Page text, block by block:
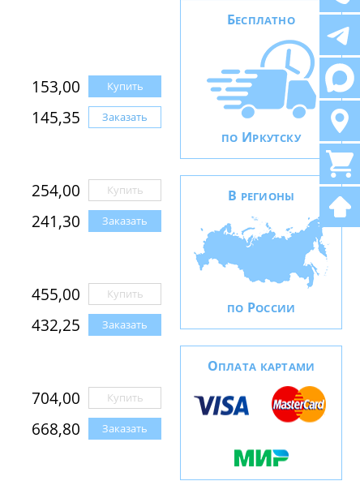
153,00 Купить
145,35 Заказать
254,00 Купить
241,30 Заказать
455,00 Купить
432,25 Заказать
704,00 Купить
668,80 Заказать
БЕСПЛАТНО
ПО ИРКУТСКУ
В РЕГИОНЫ
ПО РОССИИ
ОПЛАТА КАРТАМИ